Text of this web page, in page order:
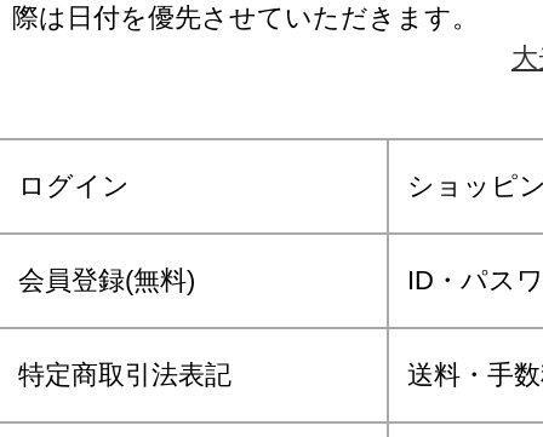
際は日付を優先させていただきます。
ログイン ショッピ
会員登録(無料) ID・パス
特定商取引法表記 送料・手